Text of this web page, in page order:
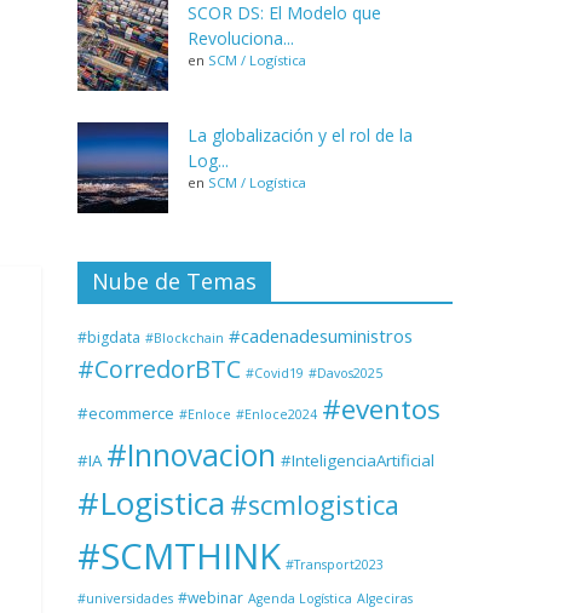
SCOR DS: El Modelo que
Revoluciona...
en SCM / Logística
La globalización y el rol de la
Log...
en SCM / Logística
Nube de Temas
#bigdata #Blockchain #cadenadesuministros
#CorredorBTC #Covid19 #Davos2025
#ecommerce #Enloce #Enloce2024 #eventos
#IA #Innovacion #InteligenciaArtificial
#Logistica #scmlogistica
#SCMTHINK #Transport2023
#universidades #webinar Agenda Logística Algeciras